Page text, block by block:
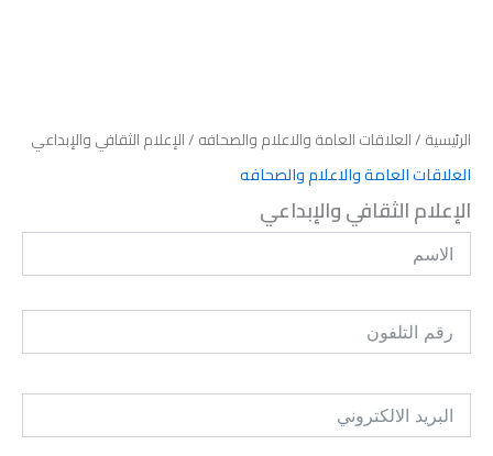
الرئيسية /العلاقات العامة والاعلام والصحافه / الإعلام الثقافي والإبداعي
العلاقات العامة والاعلام والصحافه
الإعلام الثقافي والإبداعي